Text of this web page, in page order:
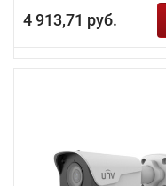
4 913,71 руб.